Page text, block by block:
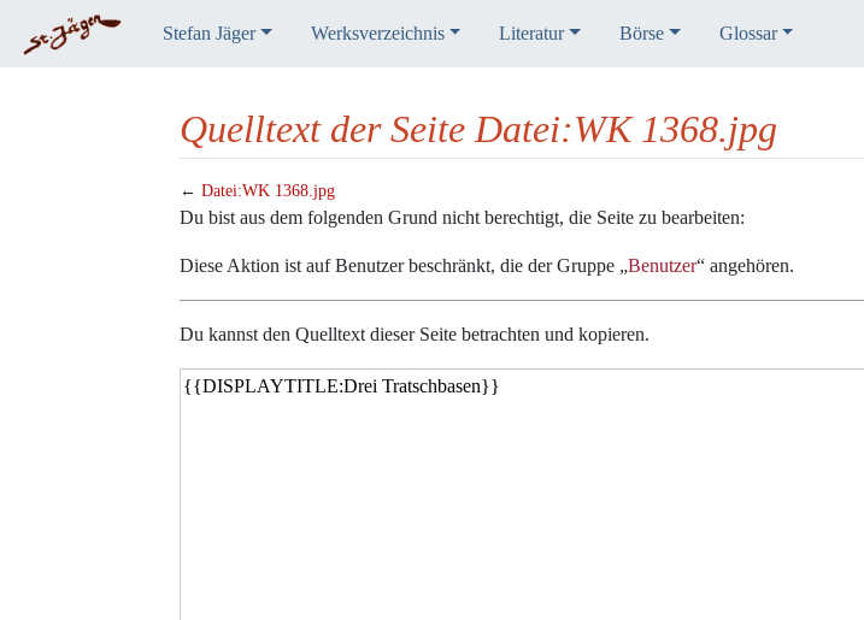
Stefan Jäger Werksverzeichnis Literatur Börse Glossar
Quelltext der Seite Datei:WK 1368.jpg
← Datei:WK 1368.jpg
Wechseln zu:Navigation,Suche
Du bist aus dem folgenden Grund nicht berechtigt, die Seite zu bearbeiten:
Diese Aktion ist auf Benutzer beschränkt, die der Gruppe „Benutzer“ angehören.
Du kannst den Quelltext dieser Seite betrachten und kopieren.